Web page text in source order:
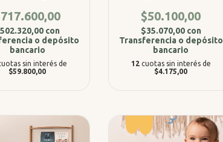
con
o depósito
bancario
sin interés de
$59.800,00
$50.100,00
$35.070,00 con
Transferencia o depósito
bancario
12 cuotas sin interés de
$4.175,00